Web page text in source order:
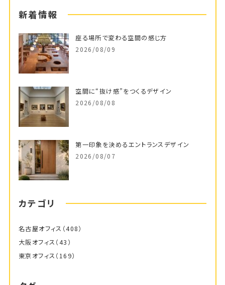
新着情報
座る場所で変わる空間の感じ方
2026/08/09
空間に“抜け感”をつくるデザイン
2026/08/08
第一印象を決めるエントランスデザイン
2026/08/07
カテゴリ
名古屋オフィス （408）
大阪オフィス （43）
東京オフィス （169）